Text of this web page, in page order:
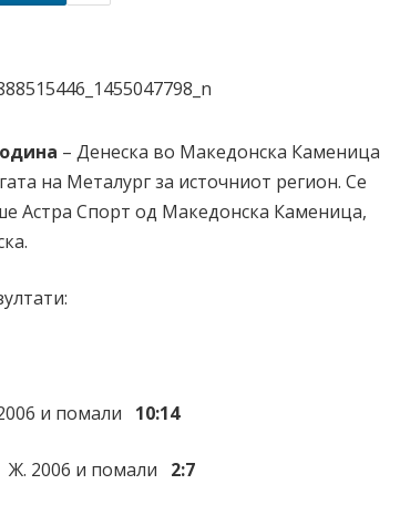
– Денеска во Македонска Каменица
на Металург за источниот регион. Се
Астра Спорт од Македонска Каменица,
и помали 10:14
2006 и помали 2:7